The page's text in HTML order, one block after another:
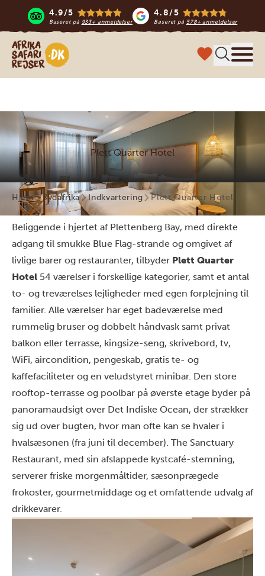
4.9/5
Baseret på 933+ anmeldelser
4.8/5
Baseret på 578+ anmeldelser
Safari-rejser i Afrika
Plett Quarter Hotel
Hjem Sydafrika Indkvartering Plett Quarter Hotel
Beliggende i hjertet af Plettenberg Bay, med direkte
adgang til smukke Blue Flag-strande og omgivet af
livlige barer og restauranter, tilbyder Plett Quarter
Hotel 54 værelser i forskellige kategorier, samt et antal
to- og treværelses lejligheder med egen forplejning til
familier. Alle værelser har eget badeværelse med
rummelig bruser og dobbelt håndvask samt privat
balkon eller terrasse, kingsize-seng, skrivebord, tv,
WiFi, aircondition, pengeskab, gratis te- og
kaffefaciliteter og en veludstyret minibar. Den store
rooftop-terrasse og poolbar på øverste etage byder på
panoramaudsigt over Det Indiske Ocean, der strækker
sig ud over bugten, hvor man ofte kan se hvaler i
hvalsæsonen (fra juni til december). The Sanctuary
Restaurant, med sin afslappede kystcafé-stemning,
serverer friske morgenmåltider, sæsonprægede
frokoster, gourmetmiddage og et omfattende udvalg af
drikkevarer.